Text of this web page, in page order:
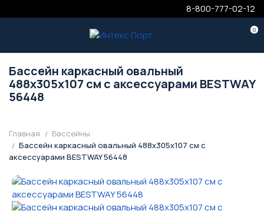
8-800-777-02-12
0
Бассейн каркасный овальный
488x305x107 см с аксессуарами BESTWAY
56448
Главная
Бассейны
Бассейн каркасный овальный 488x305x107 см с
аксессуарами BESTWAY 56448